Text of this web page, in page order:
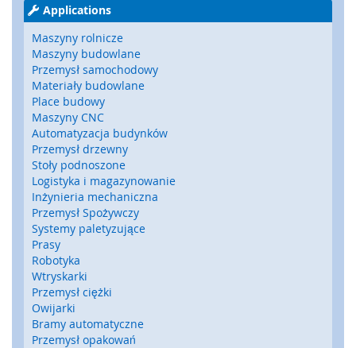
z
u
j
n
i
k
i
,
r
y
g
l
e
,
z
a
m
k
i
b
e
z
p
Applications
Maszyny rolnicze
Maszyny budowlane
Przemysł samochodowy
Materiały budowlane
Place budowy
Maszyny CNC
Automatyzacja budynków
Przemysł drzewny
Stoły podnoszone
Logistyka i magazynowanie
Inżynieria mechaniczna
Przemysł Spożywczy
Systemy paletyzujące
Prasy
Robotyka
Wtryskarki
Przemysł ciężki
Owijarki
Bramy automatyczne
Przemysł opakowań